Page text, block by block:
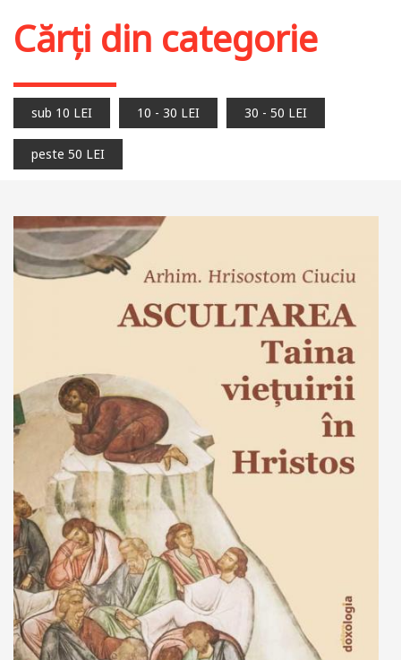
Cărți din categorie
sub 10 LEI 10 - 30 LEI 30 - 50 LEI
peste 50 LEI